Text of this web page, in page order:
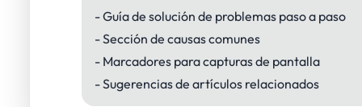
- Guía de solución de problemas paso a paso
- Sección de causas comunes
- Marcadores para capturas de pantalla
- Sugerencias de artículos relacionados